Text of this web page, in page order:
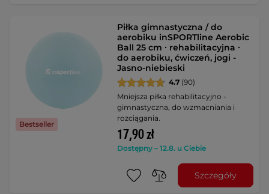
Bestseller
Piłka gimnastyczna / do
aerobiku inSPORTline Aerobic
Ball 25 cm ∙ rehabilitacyjna ∙
do aerobiku, ćwiczeń, jogi -
Jasno-niebieski
4.7 (90)
Mniejsza piłka rehabilitacyjno -
gimnastyczna, do wzmacniania i
rozciągania.
17,90 zł
Dostępny – 12.8. u Ciebie
Szczegóły